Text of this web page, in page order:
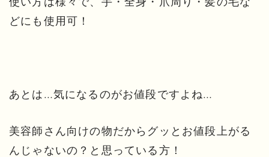
どにも使用可！
あとは…気になるのがお値段ですよね…
美容師さん向けの物だからグッとお値段上がる
んじゃないの？と思っている方！